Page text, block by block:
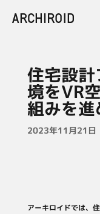
住宅設
境をVR
組みを
2023年11月21日
アーキロイドでは、